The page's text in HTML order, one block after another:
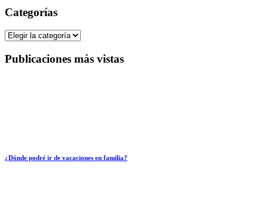
Categorías
Categorías
Publicaciones más vistas
¿Dónde podré ir de vacaciones en familia?